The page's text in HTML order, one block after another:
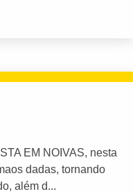
EM NOIVAS, nesta
dadas, tornando
além d...